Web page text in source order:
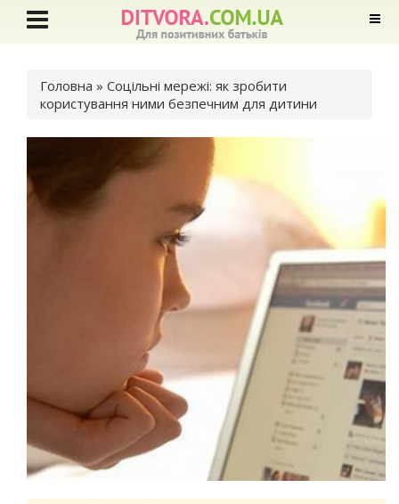
Ви є тут
Головна » Соцільні мережі: як зробити
користування ними безпечним для дитини